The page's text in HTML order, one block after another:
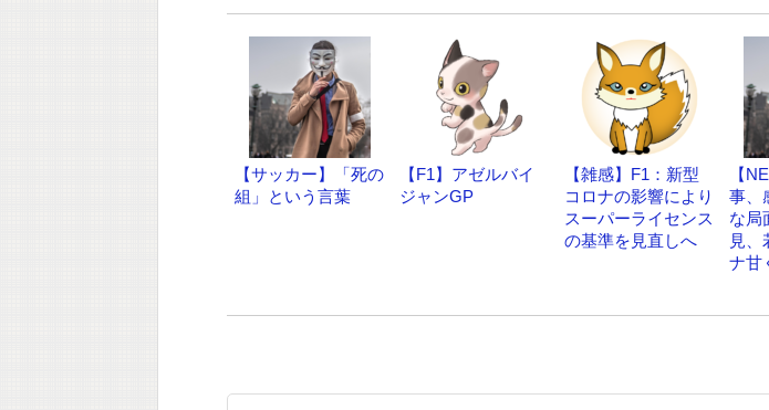
【サッカー】「死の
組」という言葉
【F1】アゼルバイ
ジャンGP
【雑感】F1：新型
コロナの影響により
スーパーライセンス
の基準を見直しへ
【
事、
な局
見、
ナ甘